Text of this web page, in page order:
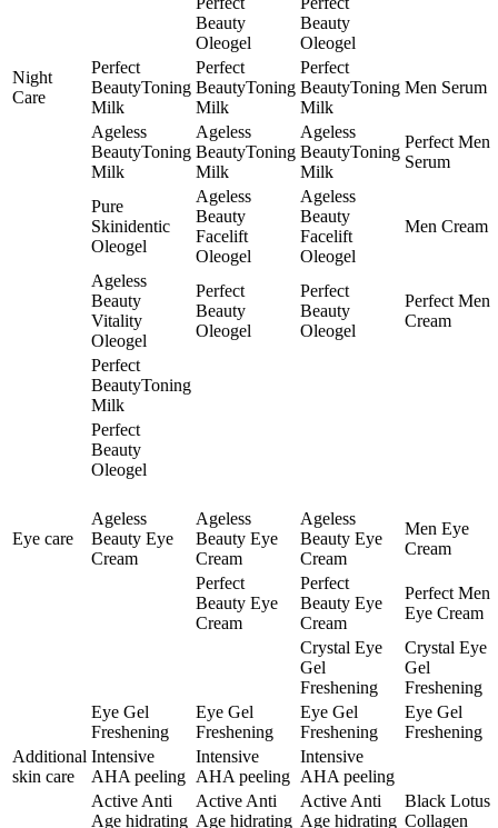
Beauty
Oleogel
Beauty
Oleogel
Night
Care
Perfect
BeautyToning
Milk
Perfect
BeautyToning
Milk
Perfect
BeautyToning
Milk
Men Serum
Ageless
BeautyToning
Milk
Ageless
BeautyToning
Milk
Ageless
BeautyToning
Milk
Perfect Men
Serum
Pure
Skinidentic
Oleogel
Ageless
Beauty
Facelift
Oleogel
Ageless
Beauty
Facelift
Oleogel
Men Cream
Ageless
Beauty
Vitality
Oleogel
Perfect
Beauty
Oleogel
Perfect
Beauty
Oleogel
Perfect Men
Cream
Perfect
BeautyToning
Milk
Perfect
Beauty
Oleogel
Eye care
Ageless
Beauty Eye
Cream
Ageless
Beauty Eye
Cream
Ageless
Beauty Eye
Cream
Men Eye
Cream
Perfect
Beauty Eye
Cream
Perfect
Beauty Eye
Cream
Perfect Men
Eye Cream
Crystal Eye
Gel
Freshening
Crystal Eye
Gel
Freshening
Eye Gel
Freshening
Eye Gel
Freshening
Eye Gel
Freshening
Eye Gel
Freshening
Additional
skin care
Intensive
AHA peeling
Intensive
AHA peeling
Intensive
AHA peeling
Active Anti
Age hidrating
Active Anti
Age hidrating
Active Anti
Age hidrating
Black Lotus
Collagen